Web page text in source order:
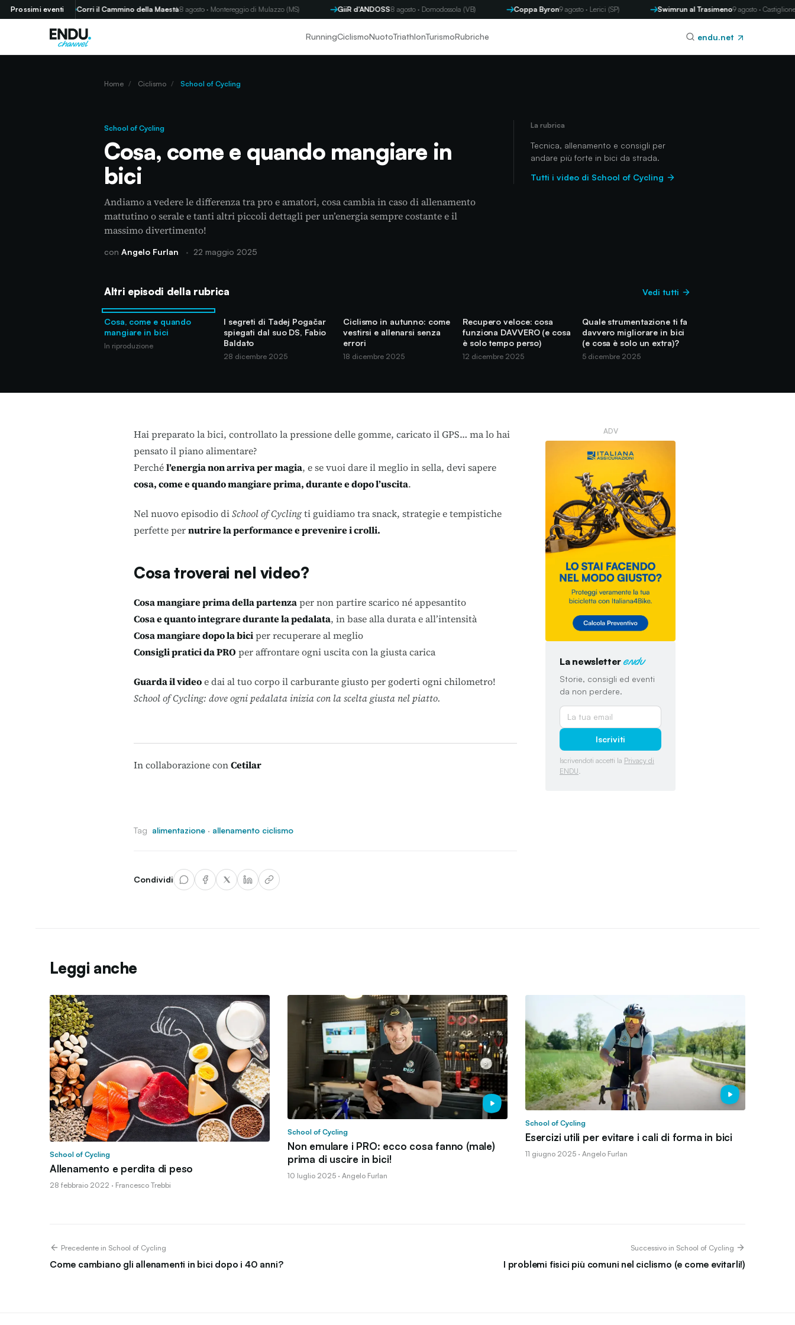
Prossimi eventi
(GR) Corri il Cammino della Maestà8 agosto · Montereggio di Mulazzo (MS) GiiR d'ANDOSS8 agosto · Domodossola (VB) Coppa Byron9 agosto · Lerici (SP) Swimrun al Trasimeno9 agosto · Castiglione del
RunningCiclismoNuotoTriathlonTurismoRubriche endu.net
Home / Ciclismo / School of Cycling
School of Cycling
Cosa, come e quando mangiare in
bici
Andiamo a vedere le differenza tra pro e amatori, cosa cambia in caso di allenamento
mattutino o serale e tanti altri piccoli dettagli per un’energia sempre costante e il
massimo divertimento!
con Angelo Furlan · 22 maggio 2025
La rubrica
Tecnica, allenamento e consigli per
andare più forte in bici da strada.
Tutti i video di School of Cycling
Altri episodi della rubrica Vedi tutti
Cosa, come e quando
mangiare in bici
In riproduzione
I segreti di Tadej Pogačar
spiegati dal suo DS, Fabio
Baldato
28 dicembre 2025
Ciclismo in autunno: come
vestirsi e allenarsi senza
errori
18 dicembre 2025
Recupero veloce: cosa
funziona DAVVERO (e cosa
è solo tempo perso)
12 dicembre 2025
Quale strumentazione ti fa
davvero migliorare in bici
(e cosa è solo un extra)?
5 dicembre 2025
Hai preparato la bici, controllato la pressione delle gomme, caricato il GPS… ma lo hai
pensato il piano alimentare?
Perchél’energia non arriva per magia, e se vuoi dare il meglio in sella, devi sapere
cosa, come e quando mangiare prima, durante e dopo l’uscita.
Nel nuovo episodio diSchool of Cyclingti guidiamo tra snack, strategie e tempistiche
perfette pernutrire la performance e prevenire i crolli.
Cosa troverai nel video?
Cosa mangiare prima della partenzaper non partire scarico né appesantito
Cosa e quanto integrare durante la pedalata, in base alla durata e all’intensità
Cosa mangiare dopo la biciper recuperare al meglio
Consigli pratici da PRO per affrontare ogni uscita con la giusta carica
Guarda il videoe dai al tuo corpo il carburante giusto per goderti ogni chilometro!
School of Cycling: dove ogni pedalata inizia con la scelta giusta nel piatto.
In collaborazione conCetilar
ADV
La newsletter endu
Storie, consigli ed eventi
da non perdere.
Iscriviti
Iscrivendoti accetti la Privacy di
ENDU
Tag alimentazione · allenamento ciclismo
Condividi
Leggi anche
School of Cycling
Allenamento e perdita di peso
28 febbraio 2022 · Francesco Trebbi
School of Cycling
Non emulare i PRO: ecco cosa fanno (male)
prima di uscire in bici!
10 luglio 2025 · Angelo Furlan
School of Cycling
Esercizi utili per evitare i cali di forma in bici
11 giugno 2025 · Angelo Furlan
Precedente in School of Cycling
Come cambiano gli allenamenti in bici dopo i 40 anni?
Successivo in School of Cycling
I problemi fisici più comuni nel ciclismo (e come evitarli!)